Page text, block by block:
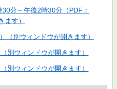
分～午後2時30分（PDF：
ます）
（別ウィンドウが開きます）
別ウィンドウが開きます）
別ウィンドウが開きます）